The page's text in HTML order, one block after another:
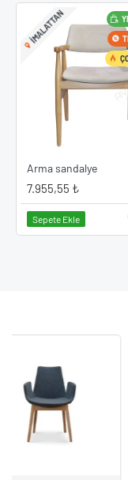
IMALATTAN
Arma sandalye
7.955,55 ₺
Sepete Ekle
22
Şub